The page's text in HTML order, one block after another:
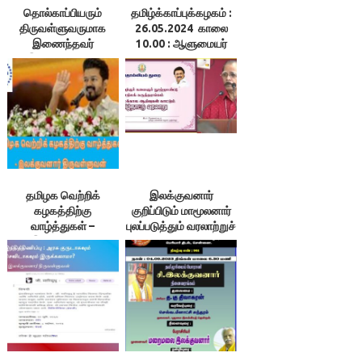
தொல்காப்பியரும்
திருவள்ளுவருமாக
இணைந்தவர்
இலக்குவனார் –
ம.இராசேந்திரன் உரை
தமிழ்க்காப்புக்கழகம் :
26.05.2024 காலை
10.00 : ஆளுமையர்
உரை 95 & 96 ;
என்னூலரங்கம்
தமிழக வெற்றிக்
கழகத்திற்கு
வாழ்த்துகள் –
இலக்குவனார்
திருவள்ளுவன்
இலக்குவனார்
குறிப்பிடும் மாமூலனார்
புலப்படுத்தும் வரலாற்றுச்
செய்திகள் –
இலக்குவனார்
திருவள்ளுவன்